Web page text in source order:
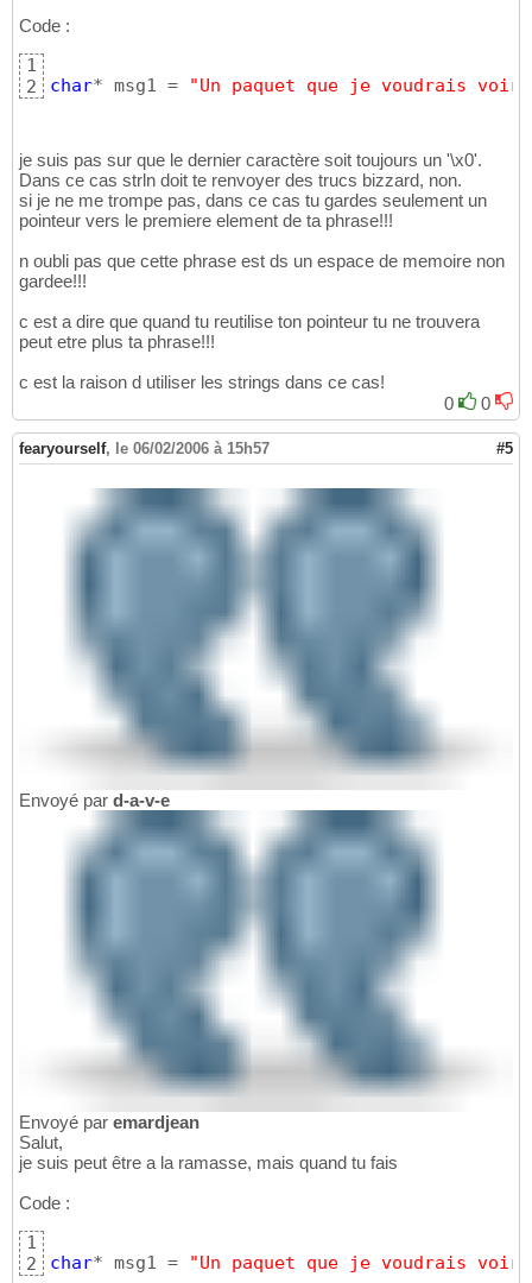
Code :
1
2
char* msg1 = "Un paquet que je voudrais
je suis pas sur que le dernier caractère soit toujours un '\x0'.
Dans ce cas strln doit te renvoyer des trucs bizzard, non.
si je ne me trompe pas, dans ce cas tu gardes seulement un
pointeur vers le premiere element de ta phrase!!!
n oubli pas que cette phrase est ds un espace de memoire non
gardee!!!
c est a dire que quand tu reutilise ton pointeur tu ne trouvera
peut etre plus ta phrase!!!
c est la raison d utiliser les strings dans ce cas!
0
0
fearyourself, le 06/02/2006 à 15h57 #5
Envoyé par d-a-v-e
Envoyé par emardjean
Salut,
je suis peut être a la ramasse, mais quand tu fais
Code :
1
2
char* msg1 = "Un paquet que je voudrais